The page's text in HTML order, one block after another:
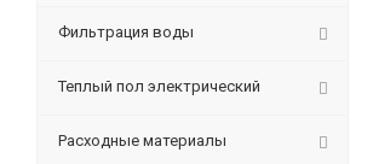
Фильтрация воды
Теплый пол электрический
Расходные материалы